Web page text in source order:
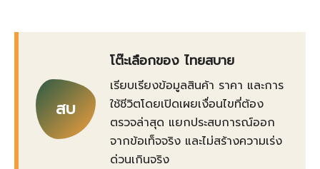
สบ
โต๊ะเลือกของ ไทยสบาย
เรียบเรียงข้อมูลสินค้า ราคา และการ
ใช้ชีวิตโดยเปิดเผยเงื่อนไขที่ต้อง
ตรวจล่าสุด แยกประสบการณ์ออก
จากข้อเท็จจริง และไม่สร้างความเร่ง
ด่วนเกินจริง